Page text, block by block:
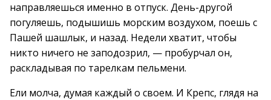
направляешься именно в отпуск. День-другой
погуляешь, подышишь морским воздухом, поешь с
Пашей шашлык, и назад. Недели хватит, чтобы
никто ничего не заподозрил, — пробурчал он,
раскладывая по тарелкам пельмени.
Ели молча, думая каждый о своем. И Крепс, глядя на